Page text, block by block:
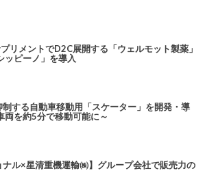
リメントでD2C展開する「ウェルモット製薬」
ッピーノ」を導入
する自動車移動用「スケーター」を開発・導
両を約5分で移動可能に～
ナル×星清重機運輸㈱】グループ会社で販売力の